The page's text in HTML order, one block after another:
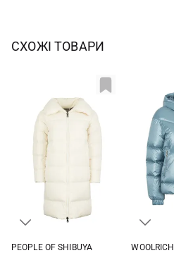
СХОЖІ ТОВАРИ
PEOPLE OF SHIBUYA
WOOLRICH